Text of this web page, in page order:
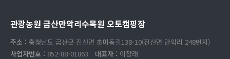
관광농원 금산만악리수목원 오토캠핑장
주소 : 충청남도 금산군 진산면 초미동길138-10(진산면 만악리 248번지)
사업자번호 : 852-88-01863 대표자 : 이창래